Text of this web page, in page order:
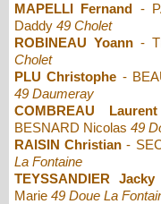
MAPELLI Fernand -
Daddy 49 Cholet
ROBINEAU Yoann -
Cholet
PLU Christophe -
49 Daumeray
COMBREAU Laurent
BESNARD Nicolas 49
RAISIN Christian -
La Fontaine
TEYSSANDIER Jacky
Marie 49 Doue La